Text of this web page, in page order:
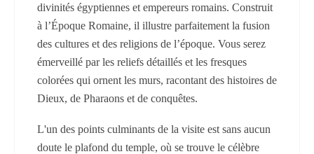
divinités égyptiennes et empereurs romains. Construit
à l’Époque Romaine, il illustre parfaitement la fusion
des cultures et des religions de l’époque. Vous serez
émerveillé par les reliefs détaillés et les fresques
colorées qui ornent les murs, racontant des histoires de
Dieux, de Pharaons et de conquêtes.
L'un des points culminants de la visite est sans aucun
doute le plafond du temple, où se trouve le célèbre